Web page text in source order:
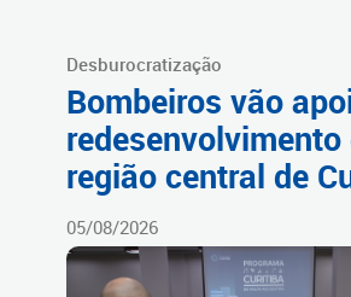
Desburocratização
Bombeiros vão
redesenvolvimento
região central de
05/08/2026